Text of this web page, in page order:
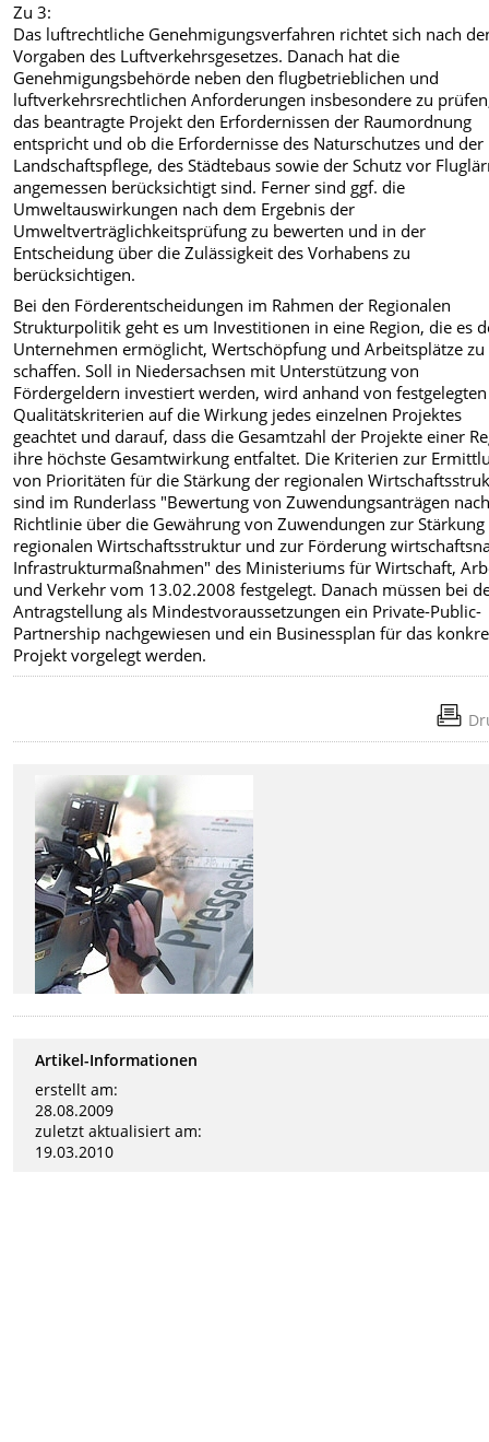
Zu 3:
Das luftrechtliche Genehmigungsverfahren richtet sich nach
Vorgaben des Luftverkehrsgesetzes. Danach hat die
Genehmigungsbehörde neben den flugbetrieblichen und
luftverkehrsrechtlichen Anforderungen insbesondere zu
das beantragte Projekt den Erfordernissen der Raumordnung
entspricht und ob die Erfordernisse des Naturschutzes und der
Landschaftspflege, des Städtebaus sowie der Schutz vor
angemessen berücksichtigt sind. Ferner sind ggf. die
Umweltauswirkungen nach dem Ergebnis der
Umweltverträglichkeitsprüfung zu bewerten und in der
Entscheidung über die Zulässigkeit des Vorhabens zu
berücksichtigen.
Bei den Förderentscheidungen im Rahmen der Regionalen
Strukturpolitik geht es um Investitionen in eine Region, die es
Unternehmen ermöglicht, Wertschöpfung und Arbeitsplätze zu
schaffen. Soll in Niedersachsen mit Unterstützung von
Fördergeldern investiert werden, wird anhand von festgelegten
Qualitätskriterien auf die Wirkung jedes einzelnen Projektes
geachtet und darauf, dass die Gesamtzahl der Projekte einer
ihre höchste Gesamtwirkung entfaltet. Die Kriterien zur
von Prioritäten für die Stärkung der regionalen
sind im Runderlass "Bewertung von Zuwendungsanträgen
Richtlinie über die Gewährung von Zuwendungen zur
regionalen Wirtschaftsstruktur und zur Förderung
Infrastrukturmaßnahmen" des Ministeriums für Wirtschaft,
und Verkehr vom 13.02.2008 festgelegt. Danach müssen bei
Antragstellung als Mindestvoraussetzungen ein Private-Public-
Partnership nachgewiesen und ein Businessplan für das
Projekt vorgelegt werden.
Artikel-Informationen
erstellt am:
28.08.2009
zuletzt aktualisiert am:
19.03.2010